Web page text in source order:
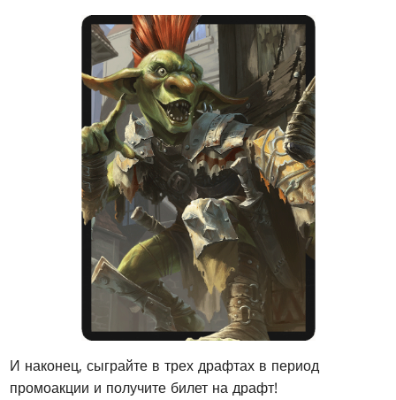
И наконец, сыграйте в трех драфтах в период
промоакции и получите билет на драфт!